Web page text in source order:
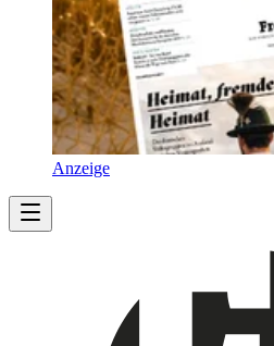
Anzeige